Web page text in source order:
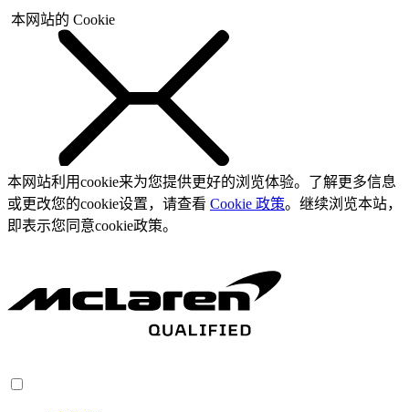
本网站的 Cookie
本网站利用cookie来为您提供更好的浏览体验。了解更多信息
或更改您的cookie设置，请查看 Cookie 政策。继续浏览本站，
即表示您同意cookie政策。